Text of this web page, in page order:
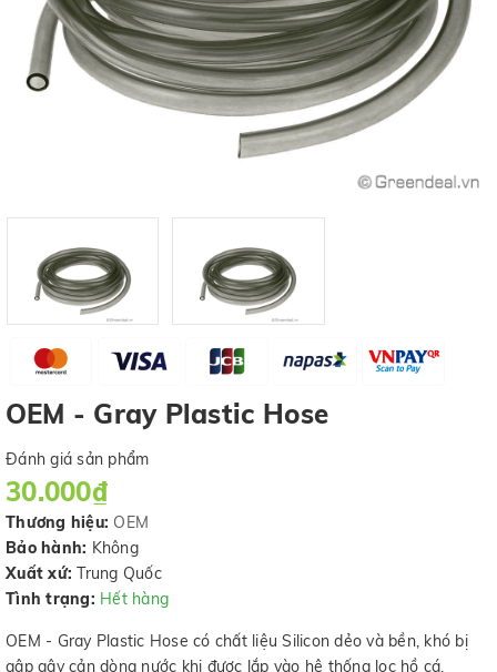
OEM - Gray Plastic Hose
Đánh giá sản phẩm
30.000₫
Thương hiệu: OEM
Bảo hành: Không
Xuất xứ: Trung Quốc
Tình trạng: Hết hàng
OEM - Gray Plastic Hose có chất liệu Silicon dẻo và bền, khó bị
gập gây cản dòng nước khi được lắp vào hệ thống lọc hồ cá.